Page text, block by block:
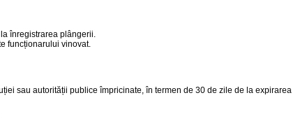
înregistrarea plângerii.
funcționarului vinovat.
sau autorității publice împricinate, în termen de 30 de zile de la expirarea